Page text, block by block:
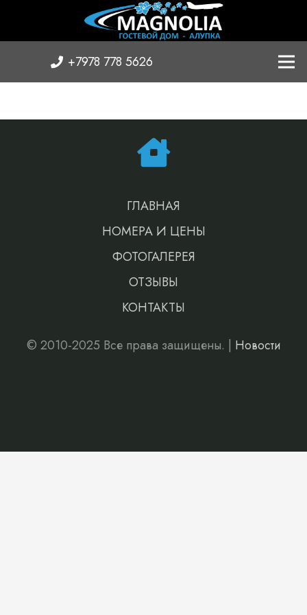
+7978 778 5626
ГЛАВНАЯ
НОМЕРА И ЦЕНЫ
ФОТОГАЛЕРЕЯ
ОТЗЫВЫ
КОНТАКТЫ
© 2010-2025 Все права защищены. | Новости